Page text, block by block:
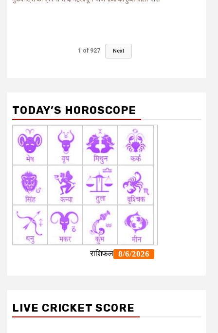
1 of 927 Next
TODAY’S HOROSCOPE
LIVE CRICKET SCORE